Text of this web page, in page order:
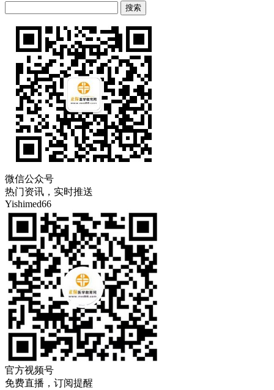
微信公众号
热门资讯，实时推送
Yishimed66
官方视频号
免费直播，订阅提醒